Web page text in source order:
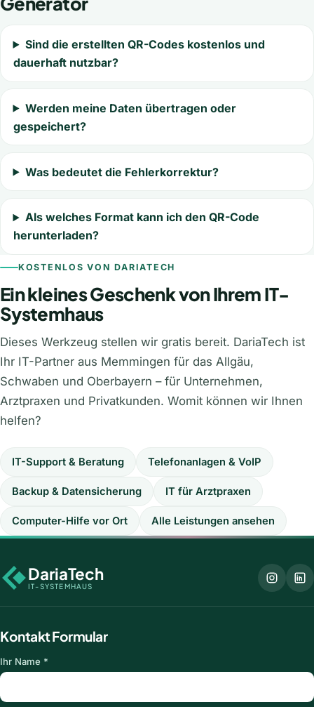
Sind die erstellten QR-Codes kostenlos und
dauerhaft nutzbar?
Werden meine Daten übertragen oder
gespeichert?
Was bedeutet die Fehlerkorrektur?
Als welches Format kann ich den QR-Code
herunterladen?
KOSTENLOS VON DARIATECH
Ein kleines Geschenk von Ihrem IT-
Systemhaus
Dieses Werkzeug stellen wir gratis bereit. DariaTech ist
Ihr IT-Partner aus Memmingen für das Allgäu,
Schwaben und Oberbayern – für Unternehmen,
Arztpraxen und Privatkunden. Womit können wir Ihnen
helfen?
IT-Support & Beratung Telefonanlagen & VoIP
Backup & Datensicherung IT für Arztpraxen
Computer-Hilfe vor Ort Alle Leistungen ansehen
DariaTech
IT-SYSTEMHAUS
Kontakt Formular
Ihr Name *